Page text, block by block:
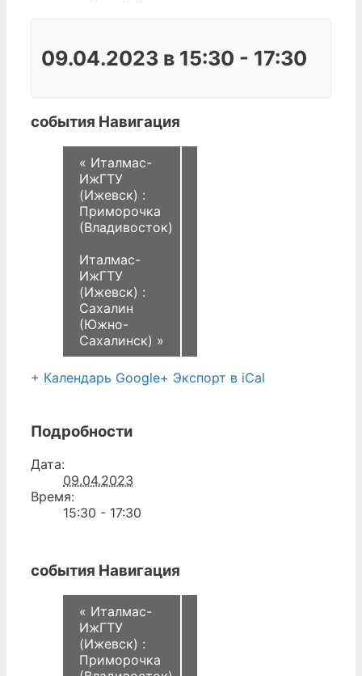
09.04.2023 в 15:30 - 17:30
события Навигация
« Италмас-
ИжГТУ
(Ижевск) :
Приморочка
(Владивосток)
Италмас-
ИжГТУ
(Ижевск) :
Сахалин
(Южно-
Сахалинск) »
+ Календарь Google+ Экспорт в iCal
Подробности
Дата:
09.04.2023
Время:
15:30 - 17:30
события Навигация
« Италмас-
ИжГТУ
(Ижевск) :
Приморочка